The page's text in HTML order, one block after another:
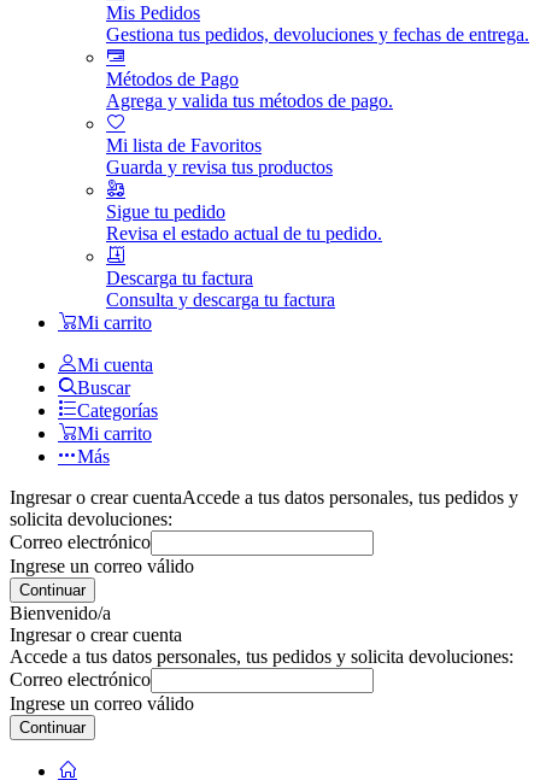
Mis Pedidos
Gestiona tus pedidos, devoluciones y fechas de entrega.
Métodos de Pago
Agrega y valida tus métodos de pago.
Mi lista de Favoritos
Guarda y revisa tus productos
Sigue tu pedido
Revisa el estado actual de tu pedido.
Descarga tu factura
Consulta y descarga tu factura
Mi carrito
Mi cuenta
Buscar
Categorías
Mi carrito
Más
Ingresar o crear cuentaAccede a tus datos personales, tus pedidos y
solicita devoluciones:
Correo electrónico
Ingrese un correo válido
Continuar
Bienvenido/a
Ingresar o crear cuenta
Accede a tus datos personales, tus pedidos y solicita devoluciones:
Correo electrónico
Ingrese un correo válido
Continuar